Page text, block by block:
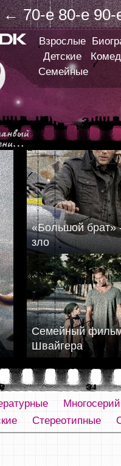
← 70-е 80-е 90-
Взрослые
Детские
Семейные
«Большой брат»
зло
Семейный
Швайгера
Стереотипные